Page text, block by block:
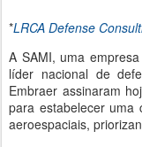
*LRCA Defense
A SAMI, uma
líder nacional de
Embraer assinaram
para estabelecer uma
aeroespaciais,